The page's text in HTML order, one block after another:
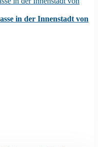
in der Innenstadt von